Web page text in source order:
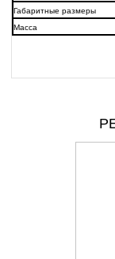
Габаритные размеры
Масса